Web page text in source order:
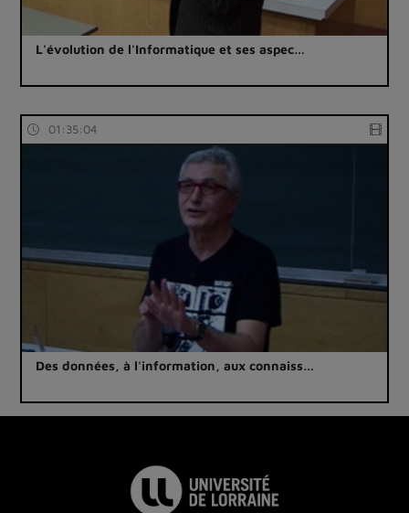
L'évolution de l'Informatique et ses aspec…
01:35:04
Des données, à l'information, aux connaiss…